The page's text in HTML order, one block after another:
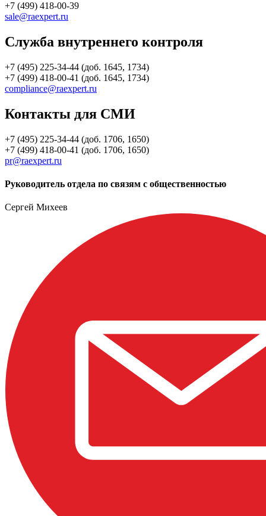
+7 (499) 418-00-39
sale@raexpert.ru
Служба внутреннего контроля
+7 (495) 225-34-44 (доб. 1645, 1734)
+7 (499) 418-00-41 (доб. 1645, 1734)
compliance@raexpert.ru
Контакты для СМИ
+7 (495) 225-34-44 (доб. 1706, 1650)
+7 (499) 418-00-41 (доб. 1706, 1650)
pr@raexpert.ru
Руководитель отдела по связям с общественностью
Сергей Михеев